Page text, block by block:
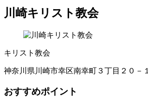
川崎キリスト教会
キリスト教会
神奈川県川崎市幸区南幸町３丁目２０－１
おすすめポイント